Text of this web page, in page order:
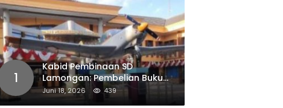
1
Kabid Pembinaan SD
Lamongan: Pembelian Buku
Pendamping Tidak Boleh
Dipaksakan
Juni 18, 2026 439